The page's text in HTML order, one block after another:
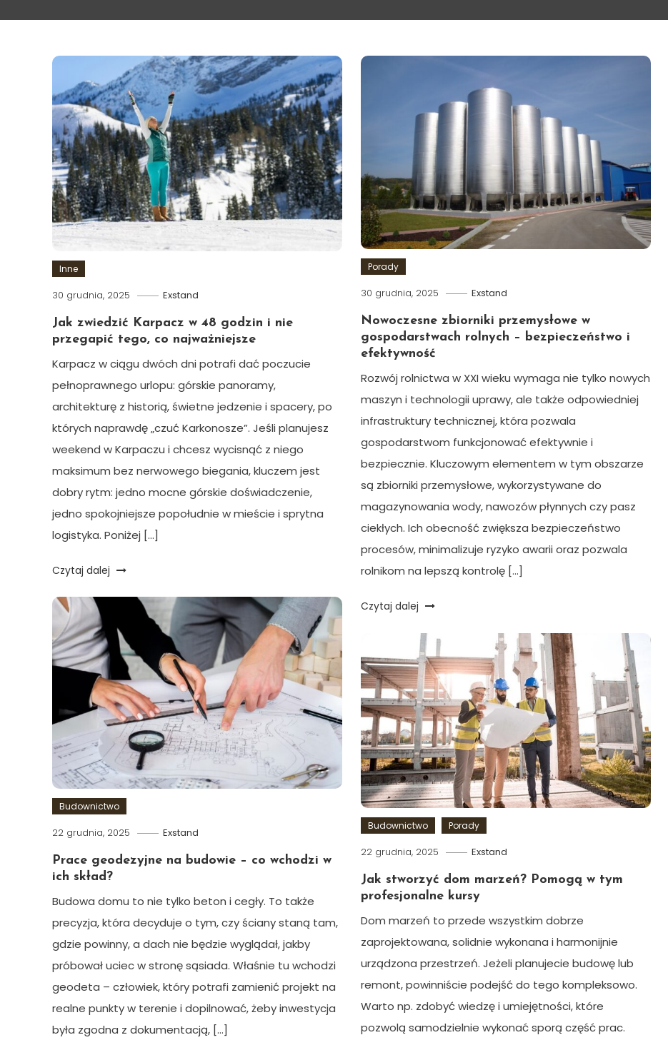
Inne
30 grudnia, 2025 Exstand
Jak zwiedzić Karpacz w 48 godzin i nie
przegapić tego, co najważniejsze
Karpacz w ciągu dwóch dni potrafi dać poczucie
pełnoprawnego urlopu: górskie panoramy,
architekturę z historią, świetne jedzenie i spacery, po
których naprawdę „czuć Karkonosze”. Jeśli planujesz
weekend w Karpaczu i chcesz wycisnąć z niego
maksimum bez nerwowego biegania, kluczem jest
dobry rytm: jedno mocne górskie doświadczenie,
jedno spokojniejsze popołudnie w mieście i sprytna
logistyka. Poniżej […]
Czytaj dalej
Porady
30 grudnia, 2025 Exstand
Nowoczesne zbiorniki przemysłowe w
gospodarstwach rolnych – bezpieczeństwo i
efektywność
Rozwój rolnictwa w XXI wieku wymaga nie tylko nowych
maszyn i technologii uprawy, ale także odpowiedniej
infrastruktury technicznej, która pozwala
gospodarstwom funkcjonować efektywnie i
bezpiecznie. Kluczowym elementem w tym obszarze
są zbiorniki przemysłowe, wykorzystywane do
magazynowania wody, nawozów płynnych czy pasz
ciekłych. Ich obecność zwiększa bezpieczeństwo
procesów, minimalizuje ryzyko awarii oraz pozwala
rolnikom na lepszą kontrolę […]
Czytaj dalej
Budownictwo
22 grudnia, 2025 Exstand
Prace geodezyjne na budowie – co wchodzi w
ich skład?
Budowa domu to nie tylko beton i cegły. To także
precyzja, która decyduje o tym, czy ściany staną tam,
gdzie powinny, a dach nie będzie wyglądał, jakby
próbował uciec w stronę sąsiada. Właśnie tu wchodzi
geodeta – człowiek, który potrafi zamienić projekt na
realne punkty w terenie i dopilnować, żeby inwestycja
była zgodna z dokumentacją, […]
Budownictwo Porady
22 grudnia, 2025 Exstand
Jak stworzyć dom marzeń? Pomogą w tym
profesjonalne kursy
Dom marzeń to przede wszystkim dobrze
zaprojektowana, solidnie wykonana i harmonijnie
urządzona przestrzeń. Jeżeli planujecie budowę lub
remont, powinniście podejść do tego kompleksowo.
Warto np. zdobyć wiedzę i umiejętności, które
pozwolą samodzielnie wykonać sporą część prac.